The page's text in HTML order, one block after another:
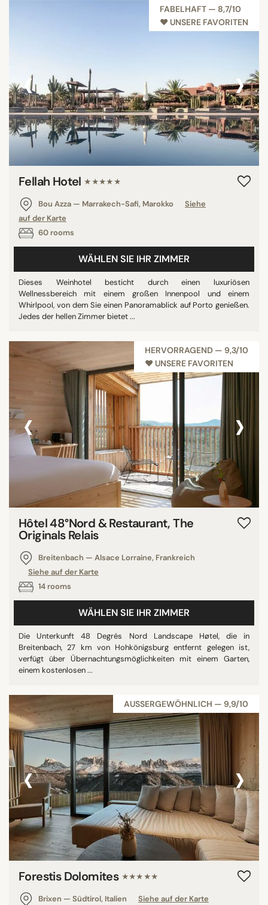
FABELHAFT — 8,7/10
♥︎ UNSERE FAVORITEN
‹ ›
Fellah Hotel ★★★★★
Bou Azza — Marrakech-Safi, Marokko
Siehe
auf der Karte
60 rooms
WÄHLEN SIE IHR ZIMMER
Dieses Weinhotel besticht durch einen luxuriösen
Wellnessbereich mit einem großen Innenpool und einem
Whirlpool, von dem Sie einen Panoramablick auf Porto genießen.
Jedes der hellen Zimmer bietet ...
HERVORRAGEND — 9,3/10
♥︎ UNSERE FAVORITEN
‹ ›
Hôtel 48°Nord & Restaurant, The
Originals Relais
Breitenbach — Alsace Lorraine, Frankreich
Siehe auf der Karte
14 rooms
WÄHLEN SIE IHR ZIMMER
Die Unterkunft 48 Degrés Nord Landscape Høtel, die in
Breitenbach, 27 km von Hohkönigsburg entfernt gelegen ist,
verfügt über Übernachtungsmöglichkeiten mit einem Garten,
einem kostenlosen ...
AUSSERGEWÖHNLICH — 9,9/10
‹ ›
Forestis Dolomites ★★★★★
Brixen — Südtirol, Italien
Siehe auf der Karte